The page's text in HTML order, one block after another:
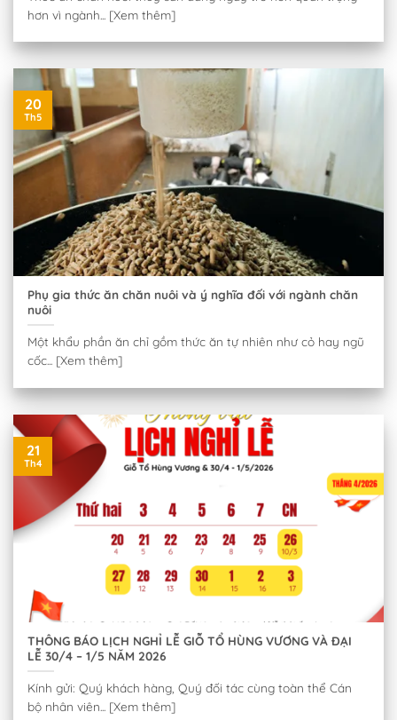
hơn vì ngành... [Xem thêm]
Phụ gia thức ăn chăn nuôi và ý nghĩa đối với ngành chăn
nuôi
Một khẩu phần ăn chỉ gồm thức ăn tự nhiên như cỏ hay ngũ
cốc... [Xem thêm]
20
Th5
THÔNG BÁO LỊCH NGHỈ LỄ GIỖ TỔ HÙNG VƯƠNG VÀ ĐẠI
LỄ 30/4 – 1/5 NĂM 2026
Kính gửi: Quý khách hàng, Quý đối tác cùng toàn thể Cán
bộ nhân viên... [Xem thêm]
21
Th4